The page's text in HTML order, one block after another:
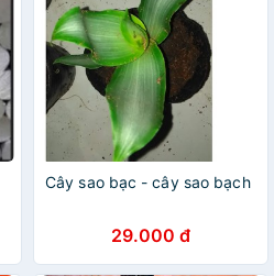
Cây sao bạc - cây sao bạch
29.000 đ